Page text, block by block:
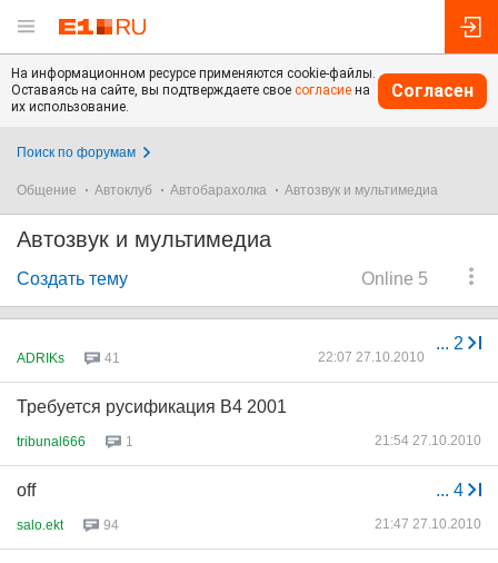
На информационном ресурсе применяются cookie-файлы.
Оставаясь на сайте, вы подтверждаете свое согласие на
их использование.
Согласен
Поиск по форумам
Общение Автоклуб Автобарахолка Автозвук и мультимедиа
Автозвук и мультимедиа
Online 5
Создать тему
... 2
ADRIKs 41 22:07 27.10.2010
Требуется русификация B4 2001
tribunal666 1 21:54 27.10.2010
... 4
off
salo.ekt 94 21:47 27.10.2010